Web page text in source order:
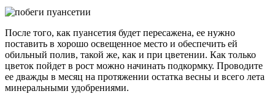
После того, как пуансетия будет пересажена, ее нужно
поставить в хорошо освещенное место и обеспечить ей
обильный полив, такой же, как и при цветении. Как только
цветок пойдет в рост можно начинать подкормку. Проводите
ее дважды в месяц на протяжении остатка весны и всего лета
минеральными удобрениями.